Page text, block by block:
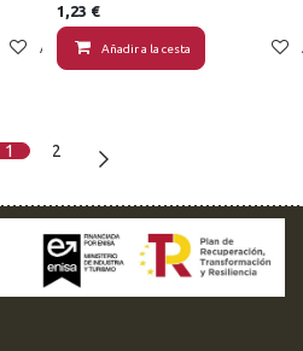
Añadir a lista de deseos
1,23 €
Añadir a la cesta
1 2